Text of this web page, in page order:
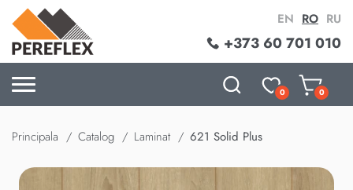
+373 60 701 010
EN RO RU
0 0
Principala Catalog Laminat 621 Solid Plus